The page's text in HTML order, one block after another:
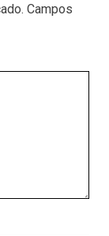
Campos